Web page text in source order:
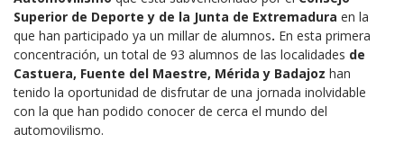
Superior de Deporte y de la Junta de Extremadura en la
que han participado ya un millar de alumnos. En esta primera
concentración, un total de 93 alumnos de las localidades de
Castuera, Fuente del Maestre, Mérida y Badajoz han
tenido la oportunidad de disfrutar de una jornada inolvidable
con la que han podido conocer de cerca el mundo del
automovilismo.